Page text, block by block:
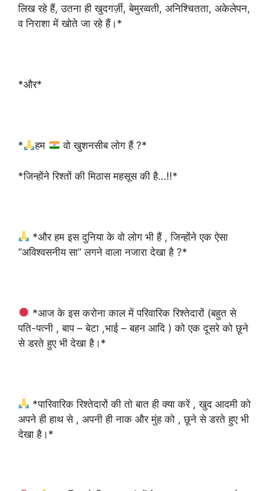
लिख रहे हैं, उतना ही खुदगर्ज़ी, बेमुरव्वती, अनिश्चितता, अकेलेपन,
व निराशा में खोते जा रहे हैं।*
*और*
* हम वो खुशनसीब लोग हैं ?*
*जिन्होंने रिश्तों की मिठास महसूस की है…!!*
*और हम इस दुनिया के वो लोग भी हैं , जिन्होंने एक ऐसा
“अविश्वसनीय सा” लगने वाला नजारा देखा है ?*
*आज के इस करोना काल में परिवारिक रिश्तेदारों (बहुत से
पति-पत्नी , बाप – बेटा ,भाई – बहन आदि ) को एक दूसरे को छूने
से डरते हुए भी देखा है।*
*पारिवारिक रिश्तेदारों की तो बात ही क्या करें , खुद आदमी को
अपने ही हाथ से , अपनी ही नाक और मुंह को , छूने से डरते हुए भी
देखा है।*